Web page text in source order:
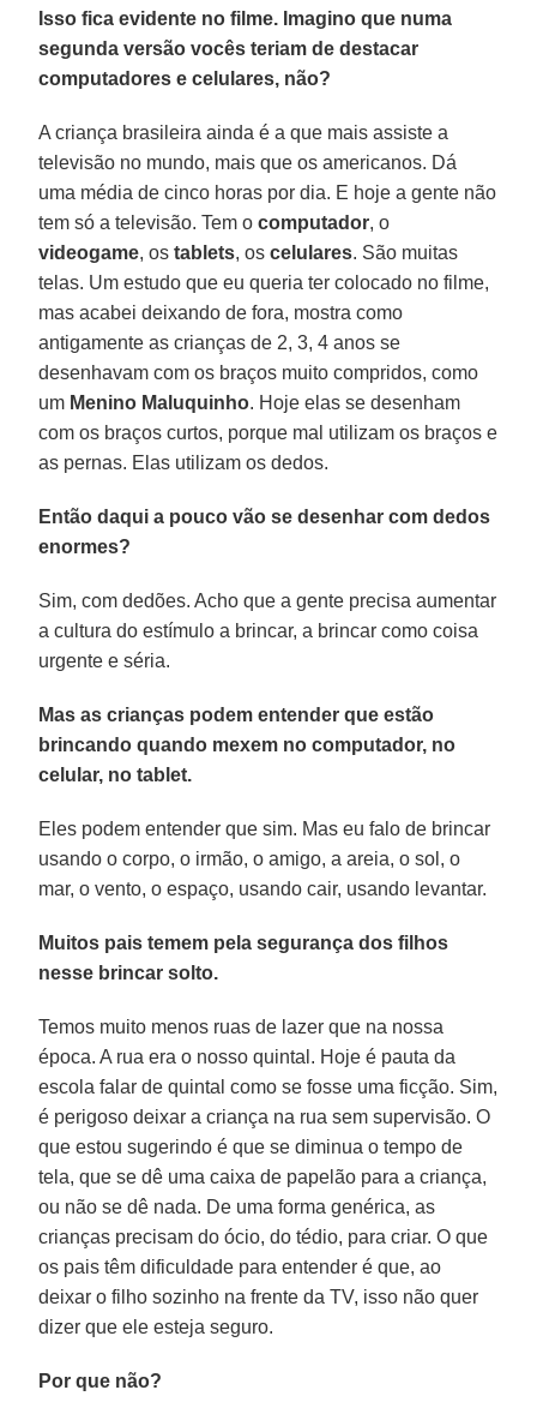
Isso fica evidente no filme. Imagino que numa
segunda versão vocês teriam de destacar
computadores e celulares, não?
A criança brasileira ainda é a que mais assiste a
televisão no mundo, mais que os americanos. Dá
uma média de cinco horas por dia. E hoje a gente não
tem só a televisão. Tem ocomputador, o
videogame, ostablets, oscelulares. São muitas
telas. Um estudo que eu queria ter colocado no filme,
mas acabei deixando de fora, mostra como
antigamente as crianças de 2, 3, 4 anos se
desenhavam com os braços muito compridos, como
um Menino Maluquinho. Hoje elas se desenham
com os braços curtos, porque mal utilizam os braços e
as pernas. Elas utilizam os dedos.
Então daqui a pouco vão se desenhar com dedos
enormes?
Sim, com dedões. Acho que a gente precisa aumentar
a cultura do estímulo a brincar, a brincar como coisa
urgente e séria.
Mas as crianças podem entender que estão
brincando quando mexem no computador, no
celular, no tablet.
Eles podem entender que sim. Mas eu falo de brincar
usando o corpo, o irmão, o amigo, a areia, o sol, o
mar, o vento, o espaço, usando cair, usando levantar.
Muitos pais temem pela segurança dos filhos
nesse brincar solto.
Temos muito menos ruas de lazer que na nossa
época. A rua era o nosso quintal. Hoje é pauta da
escola falar de quintal como se fosse uma ficção. Sim,
é perigoso deixar a criança na rua sem supervisão. O
que estou sugerindo é que se diminua o tempo de
tela, que se dê uma caixa de papelão para a criança,
ou não se dê nada. De uma forma genérica, as
crianças precisam do ócio, do tédio, para criar. O que
os pais têm dificuldade para entender é que, ao
deixar o filho sozinho na frente da TV, isso não quer
dizer que ele esteja seguro.
Por que não?